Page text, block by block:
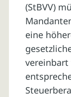
(StBVV)
eine
vereinbart